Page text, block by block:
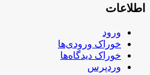
اطلاعات
ورود
خوراک ورودی‌ها
خوراک دیدگاه‌ها
وردپرس